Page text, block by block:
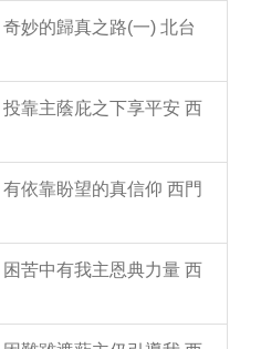
妙的歸真之路(一) 北台
靠主蔭庇之下享平安 西
依靠盼望的真信仰 西門
苦中有我主恩典力量 西